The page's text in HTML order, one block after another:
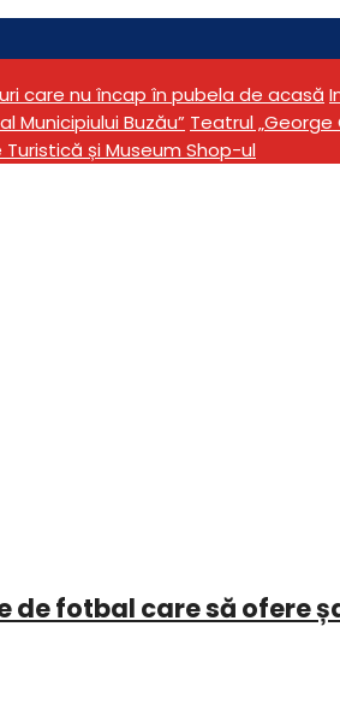
care nu încap în pubela de acasă
Buzău” Teatrul „George
și Museum Shop-ul
de fotbal care să ofere